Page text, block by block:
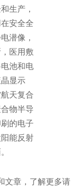
生产，
安全全
潜像，
医用敷
池和电
显示
天复合
物半导
的电子
能反射
文章，了解更多请